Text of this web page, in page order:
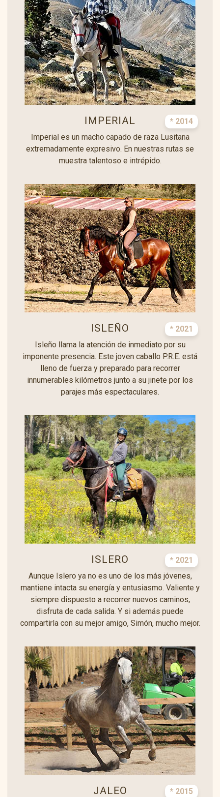
IMPERIAL
* 2014
Imperial es un macho capado de raza Lusitana
extremadamente expresivo. En nuestras rutas se
muestra talentoso e intrépido.
ISLEÑO
* 2021
Isleño llama la atención de inmediato por su
imponente presencia. Este joven caballo P.R.E. está
lleno de fuerza y preparado para recorrer
innumerables kilómetros junto a su jinete por los
parajes más espectaculares.
ISLERO
* 2021
Aunque Islero ya no es uno de los más jóvenes,
mantiene intacta su energía y entusiasmo. Valiente y
siempre dispuesto a recorrer nuevos caminos,
disfruta de cada salida. Y si además puede
compartirla con su mejor amigo, Simón, mucho mejor.
JALEO
* 2015